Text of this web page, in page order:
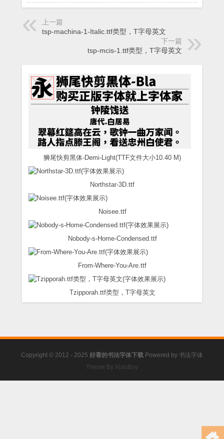
上一篇
tsp-machina-1-Italic.ttf类型，T字母英文
下一篇
tsp-mcis-1.ttf类型，T字母英文
狮尾快剪黑体-Demi-Light(TTF文件大小10.40 M)
Northstar-3D.ttf
Noisee.ttf
Nobody-s-Home-Condensed.ttf
From-Where-You-Are.ttf
Tzipporah.ttf类型，T字母英文
Copyright © 2012 - 2025 好看的书法字体下载 Powered by 书法字体
Theme By XiaoBoy